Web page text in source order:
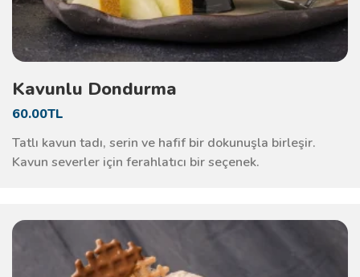
Kavunlu Dondurma
60.00TL
Tatlı kavun tadı, serin ve hafif bir dokunuşla birleşir.
Kavun severler için ferahlatıcı bir seçenek.